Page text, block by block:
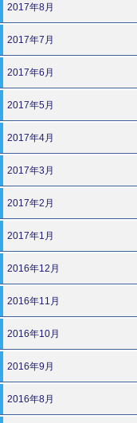
2017年8月
2017年7月
2017年6月
2017年5月
2017年4月
2017年3月
2017年2月
2017年1月
2016年12月
2016年11月
2016年10月
2016年9月
2016年8月